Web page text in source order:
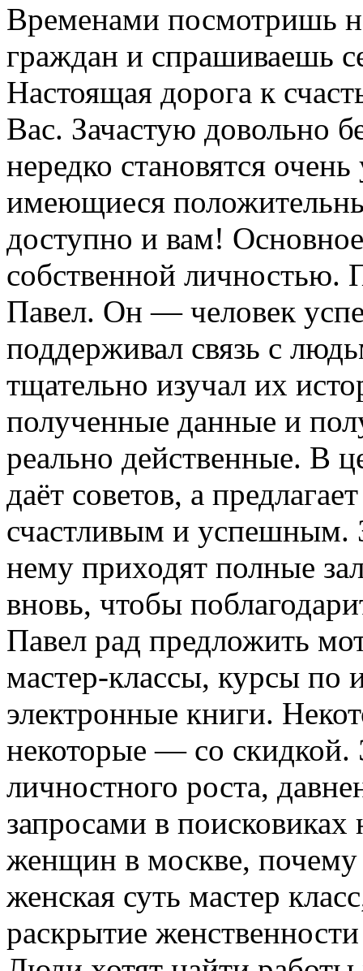
Временами посмотришь
граждан и спрашиваешь
Настоящая дорога к
Вас. Зачастую довольно
нередко становятся
имеющиеся
доступно и вам!
собственной личностью.
Павел. Он — человек
поддерживал связь с
тщательно изучал их
полученные данные и
реально действенные. В
даёт советов, а
счастливым и успешным.
нему приходят полные
вновь, чтобы
Павел рад предложить
мастер-классы, курсы по
электронные книги.
некоторые — со скидкой.
личностного роста,
запросами в поисковиках
женщин в москве,
женская суть мастер
раскрытие